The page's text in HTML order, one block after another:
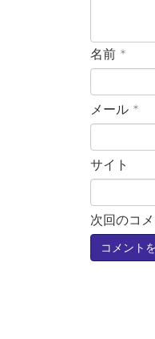
名前 *
メール *
サイト
次回のコ